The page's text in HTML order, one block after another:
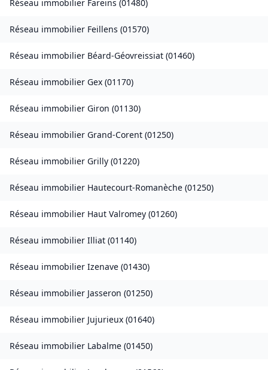
Réseau immobilier Fareins (01480)
Réseau immobilier Feillens (01570)
Réseau immobilier Béard-Géovreissiat (01460)
Réseau immobilier Gex (01170)
Réseau immobilier Giron (01130)
Réseau immobilier Grand-Corent (01250)
Réseau immobilier Grilly (01220)
Réseau immobilier Hautecourt-Romanèche (01250)
Réseau immobilier Haut Valromey (01260)
Réseau immobilier Illiat (01140)
Réseau immobilier Izenave (01430)
Réseau immobilier Jasseron (01250)
Réseau immobilier Jujurieux (01640)
Réseau immobilier Labalme (01450)